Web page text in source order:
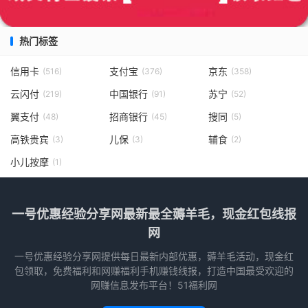
热门标签
信用卡 (516) 支付宝 (376) 京东 (358)
云闪付 (219) 中国银行 (91) 苏宁 (52)
翼支付 (48) 招商银行 (45) 搜同 (5)
高铁贵宾 (3) 儿保 (3) 辅食 (2)
小儿按摩 (1)
一号优惠经验分享网最新最全薅羊毛，现金红包线报
网
一号优惠经验分享网提供每日最新内部优惠，薅羊毛活动，现金红
包领取，免费福利和网赚福利手机赚钱线报，打造中国最受欢迎的
网赚信息发布平台！51福利网